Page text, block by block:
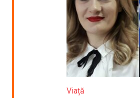
Viață